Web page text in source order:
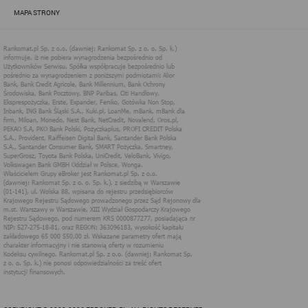
MAPA STRONY
dostosowanie usług, świadczonych w ramach serwisu do potrzeb
Więcej informacji na temat stosowania technologii cookies w
serwisie dostępne jest w Polityce Cookies.
Polityka Cookies serwisów
internetowych spółki Rankomat.pl Sp. z
o.o. (dawniej: Rankomat Sp. z o. o. Sp.
k.)
Rankomat.pl Sp. z o.o. (dawniej: Rankomat Sp. z o. o. Sp. k.), z
siedzibą w Warszawie (01-141), ul. Wolska 88, wpisana do rejestru
przedsiębiorców Krajowego Rejestru Sądowego prowadzonego
przez Sąd Rejonowy dla m.st. Warszawy w Warszawie, XIII
Wydział Gospodarczy Krajowego Rejestru Sądowego, pod
numerem KRS 0000877277, posiadająca nr NIP: 527-275-18-81,
oraz REGON: 363096183, zwana dalej "Rankomat" wykorzystuje
na swoich stronach internetowych technologię "cookies".
Zasady wykorzystania informacji dostarczonych przez
użytkownika w ramach technologii cookies w trakcie korzystania
ze stron internetowych i Rankomat określa niniejszy dokument.